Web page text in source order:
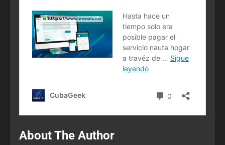
About The Author